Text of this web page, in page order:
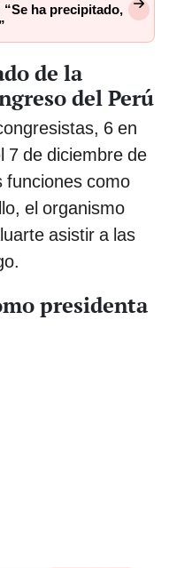
ha precipitado,
de la
del Perú
6 en
7 de diciembre de
funciones como
el organismo
asistir a las
presidenta